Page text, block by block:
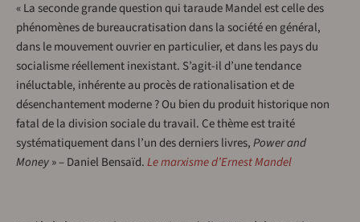
« La seconde grande question qui taraude Mandel est celle des
phénomènes de bureaucratisation dans la société en général,
dans le mouvement ouvrier en particulier, et dans les pays du
socialisme réellement inexistant. S’agit-il d’une tendance
inéluctable, inhérente au procès de rationalisation et de
désenchantement moderne ? Ou bien du produit historique non
fatal de la division sociale du travail. Ce thème est traité
systématiquement dans l’un des derniers livres,Power and
Money» – Daniel Bensaïd.Le marxisme d’Ernest Mandel